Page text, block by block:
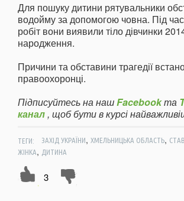
Для пошуку дитини рятувальники
водойму за допомогою човна. Під
робіт вони виявили тіло дівчинки
народження.
Причини та обставини трагедії
правоохоронці.
Підписуйтесь на нашFacebookта
канал, щоб бути в курсі
ТЕГИ: ЗАХІД УКРАЇНИ, ХМЕЛЬНИЦЬКА ОБЛАСТЬ,
ЖІНКА, ДИТИНА
3